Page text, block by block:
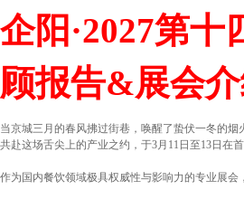
企阳·2027第
顾报告&展会
当京城三月的春风拂过街巷，唤醒了蛰伏一冬的烟
共赴这场舌尖上的产业之约，于3月11日至13日在
作为国内餐饮领域极具权威性与影响力的专业展